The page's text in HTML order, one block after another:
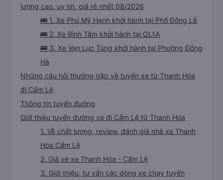
lượng cao, uy tín, giá rẻ nhất 08/2026
🚌 1. Xe Phú Mỹ Hạnh khởi hành tại Phố Đông Lễ
🚌 2. Xe Bình Tâm khởi hành tại QL1A
🚌 3. Xe Vạn Lục Tùng khởi hành tại Phường Đông
Hà
Những câu hỏi thường gặp về tuyến xe từ Thanh Hóa
đi Cẩm Lệ
Thông tin tuyến đường
Giới thiệu tuyến đường xe đi Cẩm Lệ từ Thanh Hóa
1. Về chất lượng, review, đánh giá nhà xe Thanh
Hóa Cẩm Lệ
2. Giá vé xe Thanh Hóa - Cẩm Lệ
3. Giới thiệu, tư vấn các dòng xe chạy tuyến